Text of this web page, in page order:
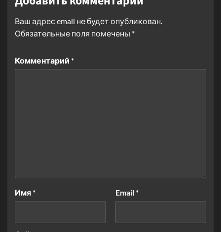
Ваш адрес email не будет опубликован.
Обязательные поля помечены *
Комментарий *
Имя* Email*